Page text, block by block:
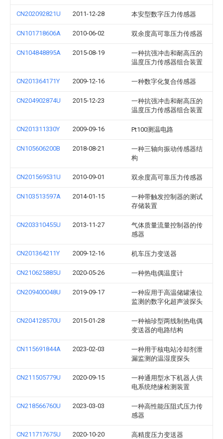
CN202092821U 2011-12-28 本安型数字压力传感器
CN101718606A 2010-06-02 双余度高可靠压力传感器
CN104848895A 2015-08-19
一种抗强冲击和耐高压的
温度压力传感器组合装置
CN201364171Y 2009-12-16 一种数字化复合传感器
CN204902874U 2015-12-23
一种抗强冲击和耐高压的
温度压力传感器组合装置
CN201311330Y 2009-09-16 Pt100测温电路
CN105606200B 2018-08-21
一种三轴向振动传感器结
构
CN201569531U 2010-09-01 双余度高可靠压力传感器
CN103513597A 2014-01-15
一种带触发控制器的测试
存储装置
CN203310455U 2013-11-27
气体质量流量控制器的传
感器
CN201364211Y 2009-12-16 机车压力变送器
CN210625885U 2020-05-26 一种热电偶温度计
CN209400048U 2019-09-17
一种应用于高温储罐液位
监测的数字化超声波探头
CN204128570U 2015-01-28
一种袖珍型两线制热电偶
变送器的电路结构
CN115691844A 2023-02-03
一种用于核电站冷却剂泄
漏监测的温湿度探头
CN211505779U 2020-09-15
一种通用型水下机器人供
电系统绝缘检测装置
CN218566760U 2023-03-03
一种高性能压阻式压力传
感器
CN211717675U 2020-10-20 高精度压力变送器